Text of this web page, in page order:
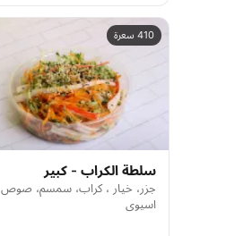
410 سعرة
سلطة الكراب - كبير
جزر، خيار ، كراب، سمسم، صوص
اسيوي